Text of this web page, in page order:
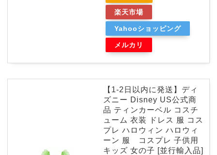
楽天市場
Yahooショッピング
メルカリ
【1-2日以内に発送】ディ
ズニー Disney US公式商
品 ティンカーベル コスチ
ューム 衣装 ドレス 服 コス
プレ ハロウィン ハロウィ
ーン 服 コスプレ 子供用
キッズ 女の子 [並行輸入品]